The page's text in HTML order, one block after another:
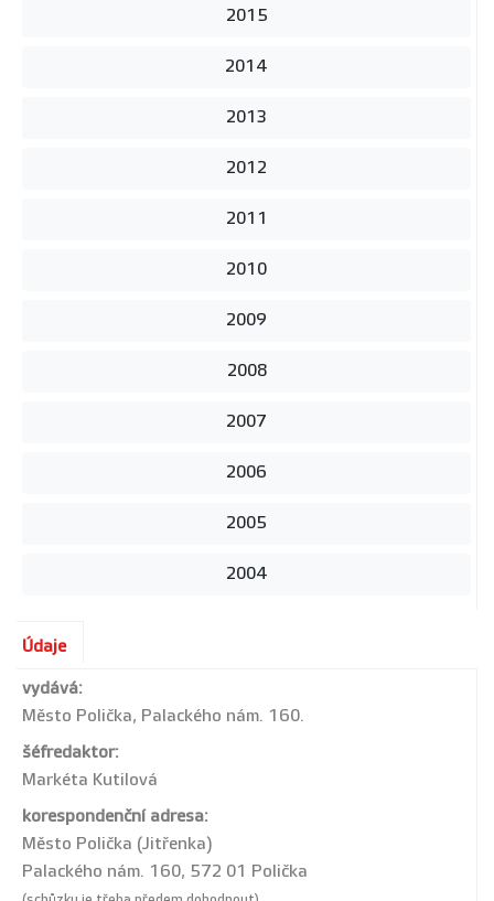
2015
2014
2013
2012
2011
2010
2009
2008
2007
2006
2005
2004
Údaje
vydává:
Město Polička, Palackého nám. 160.
šéfredaktor:
Markéta Kutilová
korespondenční adresa:
Město Polička (Jitřenka)
Palackého nám. 160, 572 01 Polička